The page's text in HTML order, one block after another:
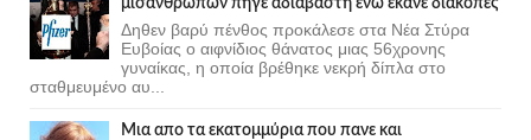
μισάνθρωπων πήγε αδιάβαστη ενώ έκανε διακοπές
Δηθεν βαρύ πένθος προκάλεσε στα Νέα Στύρα
Ευβοίας ο αιφνίδιος θάνατος μιας 56χρονης
γυναίκας, η οποία βρέθηκε νεκρή δίπλα στο
σταθμευμένο αυ...
Μια απο τα εκατομμύρια που πανε και